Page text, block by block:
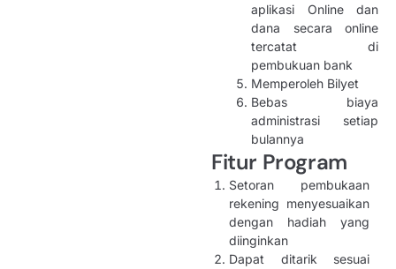
aplikasi Online dan
dana secara online
tercatat di
pembukuan bank
Memperoleh Bilyet
Bebas biaya
administrasi setiap
bulannya
Fitur Program
Setoran pembukaan
rekening menyesuaikan
dengan hadiah yang
diinginkan
Dapat ditarik sesuai